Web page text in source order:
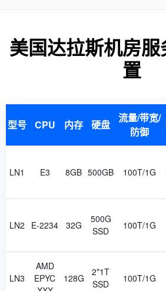
美国达拉斯机房
置
型号 CPU 内存 硬盘
流量/带宽/
防御
LN1 E3 8GB 500GB 100T/1G
LN2 E-2234 32G
500G
SSD
100T/1G
LN3
AMD
EPYC
128G
2*1T
SSD
100T/1G